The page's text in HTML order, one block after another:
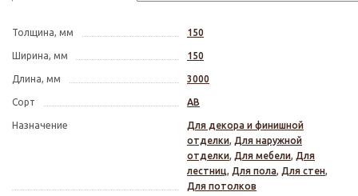
Толщина, мм 150
Ширина, мм 150
Длина, мм 3000
Сорт АВ
Назначение
Для декора и финишной
отделки, Для наружной
отделки, Для мебели, Для
лестниц, Для пола, Для стен,
Для потолков